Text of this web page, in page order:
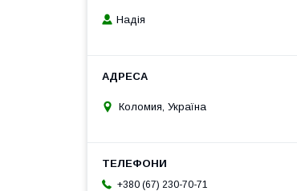
Надія
Коломия, Україна
+380 (67) 230-70-71